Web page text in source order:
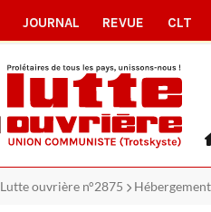
JOURNAL REVUE CLT
Lutte ouvrière n°2875